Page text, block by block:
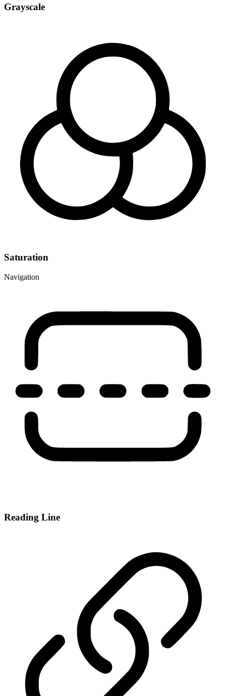
Grayscale
Saturation
Navigation
Reading Line